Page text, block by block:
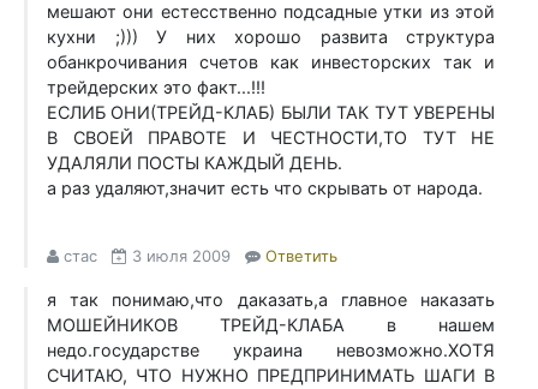
мешают они естесственно подсадные утки из этой
кухни ;))) У них хорошо развита структура
обанкрочивания счетов как инвесторских так и
трейдерских это факт...!!!
ЕСЛИБ ОНИ(ТРЕЙД-КЛАБ) БЫЛИ ТАК ТУТ УВЕРЕНЫ
В СВОЕЙ ПРАВОТЕ И ЧЕСТНОСТИ,ТО ТУТ НЕ
УДАЛЯЛИ ПОСТЫ КАЖДЫЙ ДЕНЬ.
а раз удаляют,значит есть что скрывать от народа.
стас 3 июля 2009 Ответить
я так понимаю,что даказать,а главное наказать
МОШЕЙНИКОВ ТРЕЙД-КЛАБА в нашем
недо.государстве украина невозможно.ХОТЯ
СЧИТАЮ, ЧТО НУЖНО ПРЕДПРИНИМАТЬ ШАГИ В